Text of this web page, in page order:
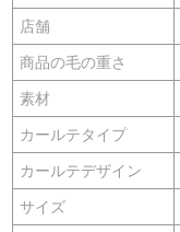
店舗
商品の毛の重さ
素材
カールテタイプ
カールテデザイン
サイズ